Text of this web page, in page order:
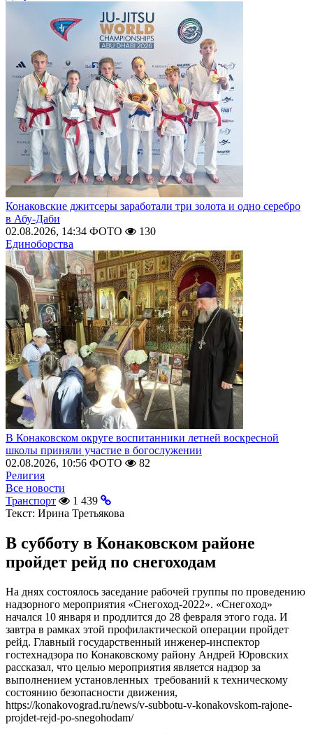
Конаковские джитсеры заработали три золота и одно серебро
в Абу-Даби
02.08.2026, 14:34 ФОТО
130
Единоборства
В Конаковском округе воспитанники летней воскресной
школы приняли участие в богослужении
02.08.2026, 10:56 ФОТО
82
Религия
Все новости
Транспорт
1 439
Текст: Ирина Третьякова
В субботу в Конаковском районе
пройдет рейд по снегоходам
На днях состоялось заседание рабочей группы по проведению
надзорного мероприятия «Снегоход-2022». «Снегоход»
начался 10 января и продлится до 28 февраля этого года. И
завтра в рамках этой профилактической операции пройдет
рейд. Главный государственный инженер-инспектор
гостехнадзора по Конаковскому району Андрей Юровских
рассказал, что целью мероприятия является надзор за
выполнением установленных требований к техническому
состоянию безопасности движения,
https://konakovograd.ru/news/v-subbotu-v-konakovskom-rajone-
projdet-rejd-po-snegohodam/